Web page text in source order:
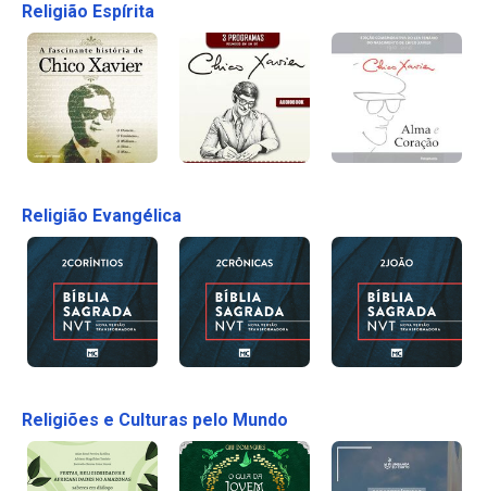
Religião Espírita
Religião Evangélica
Religiões e Culturas pelo Mundo